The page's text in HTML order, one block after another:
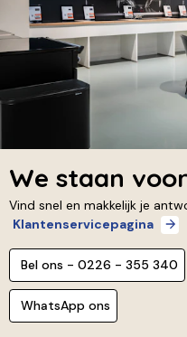
We staan
Vind snel en makkelijk je
Klantenservicepagina
Bel ons - 0226 - 355 340
WhatsApp ons